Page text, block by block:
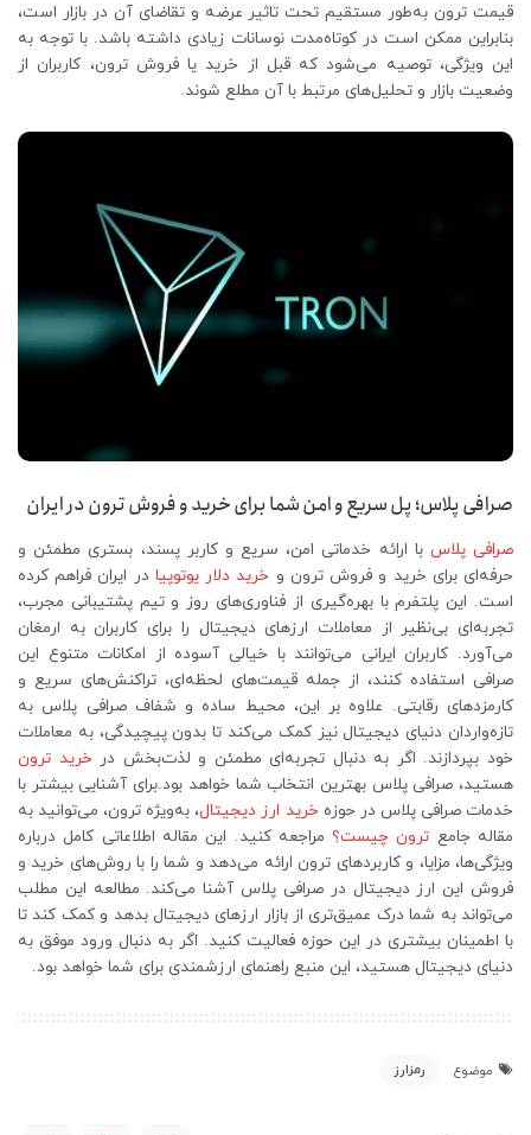
قیمت ترون به‌طور مستقیم تحت تاثیر عرضه و تقاضای آن در بازار است،
بنابراین ممکن است در کوتاه‌مدت نوسانات زیادی داشته باشد. با توجه به
این ویژگی، توصیه می‌شود که قبل از خرید یا فروش ترون، کاربران از
وضعیت بازار و تحلیل‌های مرتبط با آن مطلع شوند.
صرافی پلاس؛ پل سریع و امن شما برای خرید و فروش ترون در ایران
صرافی پلاس با ارائه خدماتی امن، سریع و کاربر پسند، بستری مطمئن و
حرفه‌ای برای خرید و فروش ترون و خرید دلار یوتوپیا در ایران فراهم کرده
است. این پلتفرم با بهره‌گیری از فناوری‌های روز و تیم پشتیبانی مجرب،
تجربه‌ای بی‌نظیر از معاملات ارزهای دیجیتال را برای کاربران به ارمغان
می‌آورد. کاربران ایرانی می‌توانند با خیالی آسوده از امکانات متنوع این
صرافی استفاده کنند، از جمله قیمت‌های لحظه‌ای، تراکنش‌های سریع و
کارمزدهای رقابتی. علاوه بر این، محیط ساده و شفاف صرافی پلاس به
تازه‌واردان دنیای دیجیتال نیز کمک می‌کند تا بدون پیچیدگی، به معاملات
خود بپردازند. اگر به دنبال تجربه‌ای مطمئن و لذت‌بخش درخرید ترون
هستید، صرافی پلاس بهترین انتخاب شما خواهد بود.برای آشنایی بیشتر با
خدمات صرافی پلاس در حوزهخرید ارز دیجیتال، به‌ویژه ترون، می‌توانید به
مقاله جامع ترون چیست؟ مراجعه کنید. این مقاله اطلاعاتی کامل درباره
ویژگی‌ها، مزایا، و کاربردهای ترون ارائه می‌دهد و شما را با روش‌های خرید و
فروش این ارز دیجیتال در صرافی پلاس آشنا می‌کند. مطالعه این مطلب
می‌تواند به شما درک عمیق‌تری از بازار ارزهای دیجیتال بدهد و کمک کند تا
با اطمینان بیشتری در این حوزه فعالیت کنید. اگر به دنبال ورود موفق به
دنیای دیجیتال هستید، این منبع راهنمای ارزشمندی برای شما خواهد بود.
موضوع رمزارز